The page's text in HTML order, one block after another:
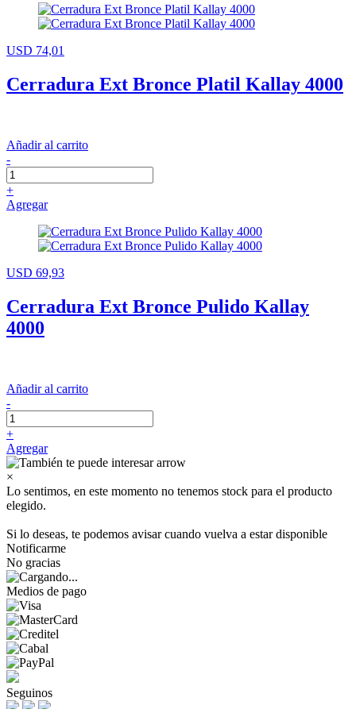
USD 74,01
Cerradura Ext Bronce Platil Kallay 4000
Añadir al carrito
-
+
Agregar
USD 69,93
Cerradura Ext Bronce Pulido Kallay
4000
Añadir al carrito
-
+
Agregar
×
Lo sentimos, en este momento no tenemos stock para el producto
elegido.
Si lo deseas, te podemos avisar cuando vuelva a estar disponible
Notificarme
No gracias
Medios de pago
Seguinos